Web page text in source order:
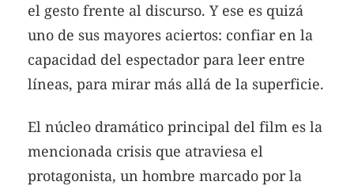
el gesto frente al discurso. Y ese es quizá
uno de sus mayores aciertos: confiar en la
capacidad del espectador para leer entre
líneas, para mirar más allá de la superficie.
El núcleo dramático principal del film es la
mencionada crisis que atraviesa el
protagonista, un hombre marcado por la